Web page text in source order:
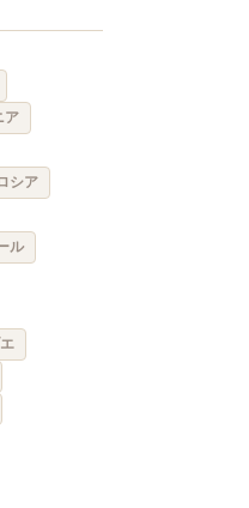
ア
シア
ル